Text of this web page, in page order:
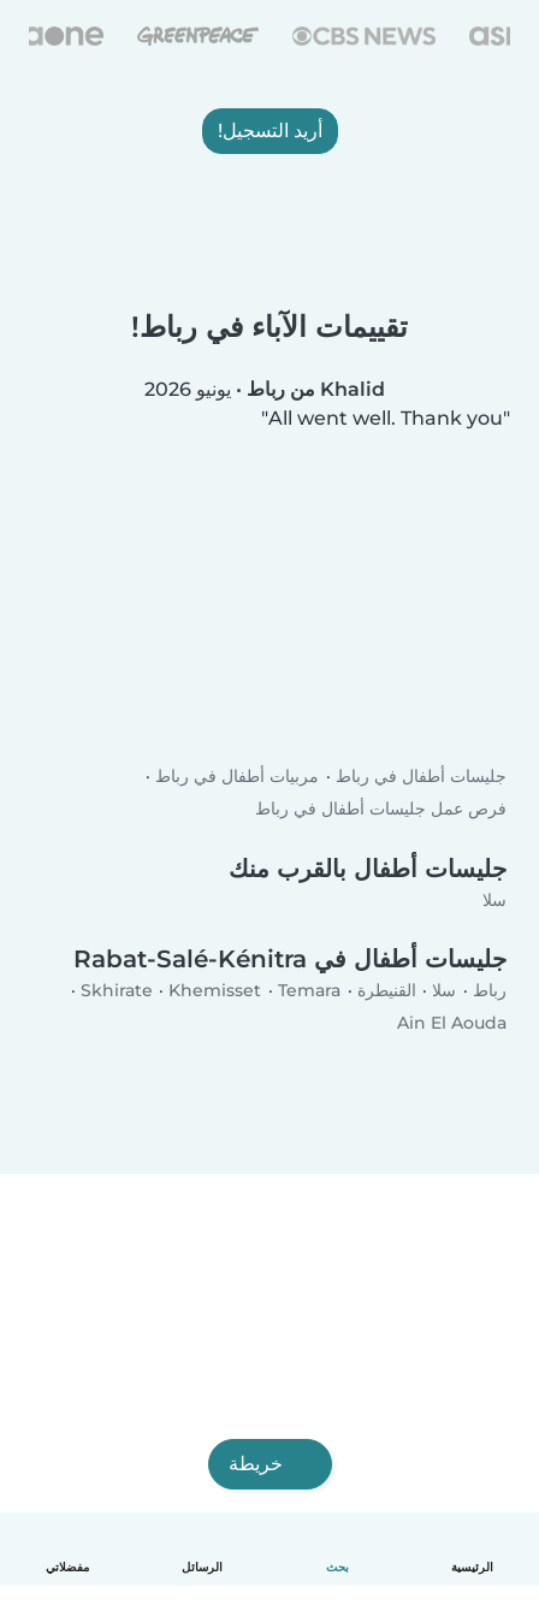
الرئيسية بحث الرسائل مفضلاتي
أريد التسجيل!
تقييمات الآباء في رباط!
Khalid من رباط • يونيو 2026
All went well. Thank you
جليسات أطفال في رباط
مربيات أطفال في رباط
فرص عمل جليسات أطفال في رباط
جليسات أطفال بالقرب منك
سلا
جليسات أطفال في Rabat-Salé-Kénitra
رباط سلا القنيطرة Temara
Khemisset
Skhirate
Ain El Aouda
خريطة